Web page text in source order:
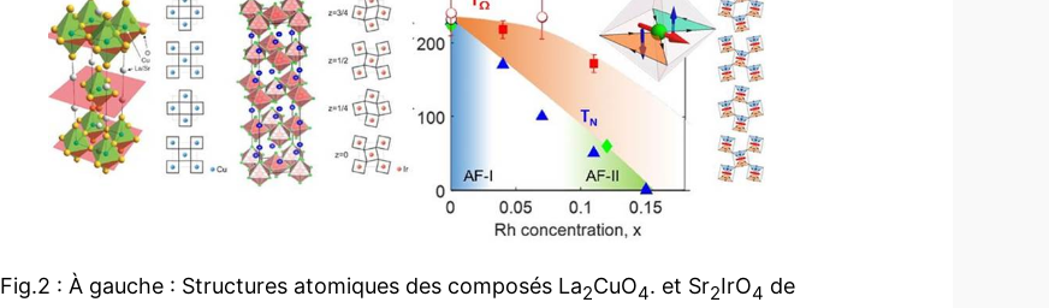
Fig.2 : À gauche : Structures atomiques des composés La2CuO4. et Sr2IrO4 de